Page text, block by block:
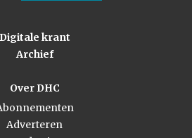
Digitale krant
Archief
Over DHC
Adverteren